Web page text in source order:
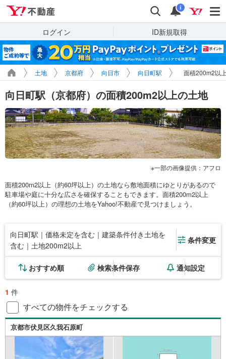
検索 通知
i
ログイン ID新規取得
土地 京都府 向日市 向日町駅 面積200m2以
向日町駅（京都府）の面積200m2以上の土地
一部の画像提供：アフロ
面積200m2以上（約60坪以上）の土地なら敷地面積にゆとりがあるので
駐車場や庭に十分な広さを確保することもできます。面積200m2以上
（約60坪以上）の理想の土地をYahoo!不動産で見つけましょう。
向日町駅｜価格未定を含む｜建築条件付き土地を
含む｜土地200m2以上
条件変更
おすすめ順 検索条件保存 通知設定
1 件
すべての物件をチェックする
京都市伏見区久我石原町